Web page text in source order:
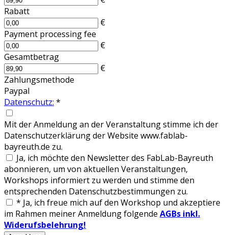
Rabatt
€
Payment processing fee
€
Gesamtbetrag
€
Zahlungsmethode
Paypal
Datenschutz: *
Mit der Anmeldung an der Veranstaltung stimme ich der
Datenschutzerklärung der Website www.fablab-
bayreuth.de zu.
Ja, ich möchte den Newsletter des FabLab-Bayreuth
abonnieren, um von aktuellen Veranstaltungen,
Workshops informiert zu werden und stimme den
entsprechenden Datenschutzbestimmungen zu.
* Ja, ich freue mich auf den Workshop und akzeptiere
im Rahmen meiner Anmeldung folgende AGBs inkl.
Widerufsbelehrung!